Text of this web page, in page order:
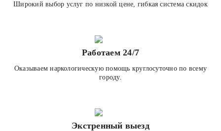
Широкий выбор услуг по низкой цене, гибкая система скидок
Работаем 24/7
Оказываем наркологическую помощь круглосуточно по всему
городу.
Экстренный выезд